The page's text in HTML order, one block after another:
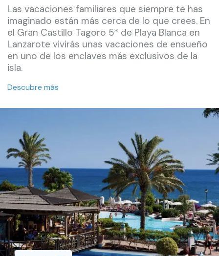
Las vacaciones familiares que siempre te has
imaginado están más cerca de lo que crees. En
el Gran Castillo Tagoro 5* de Playa Blanca en
Lanzarote vivirás unas vacaciones de ensueño
en uno de los enclaves más exclusivos de la
isla.
Descubre más